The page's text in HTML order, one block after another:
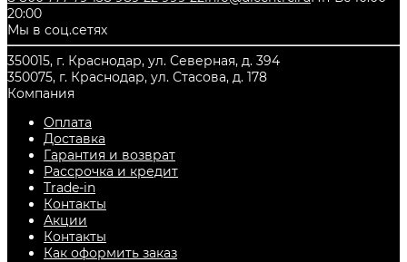
20:00
Мы в соц.сетях
350015, г. Краснодар, ул. Северная, д. 394
350075, г. Краснодар, ул. Стасова, д. 178
Компания
Оплата
Доставка
Гарантия и возврат
Рассрочка и кредит
Trade-in
Контакты
Акции
Контакты
Как оформить заказ